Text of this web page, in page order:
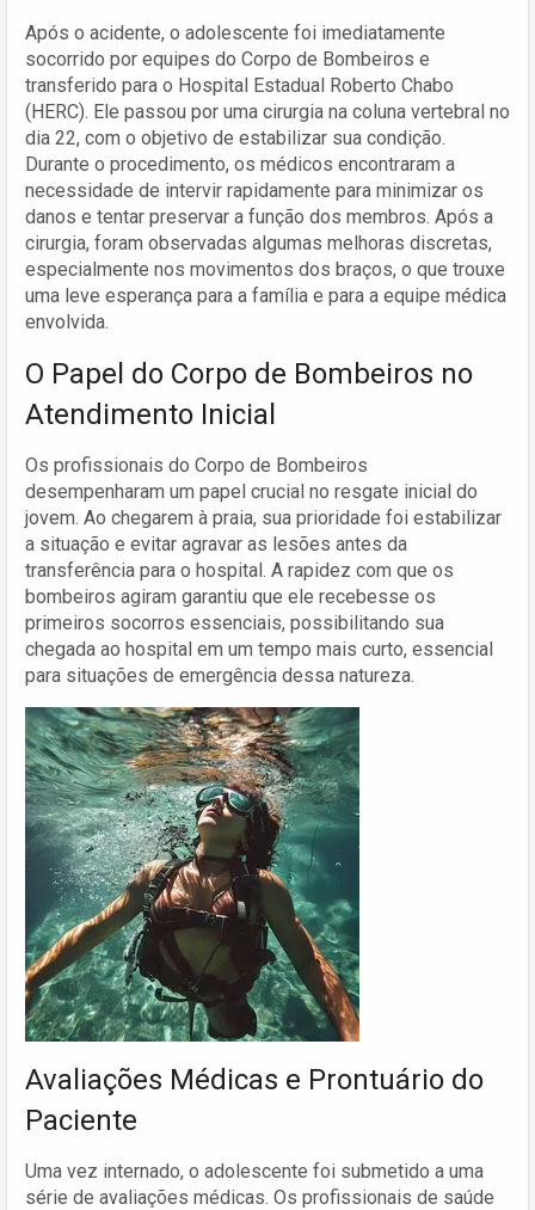
Após o acidente, o adolescente foi imediatamente
socorrido por equipes do Corpo de Bombeiros e
transferido para o Hospital Estadual Roberto Chabo
(HERC). Ele passou por uma cirurgia na coluna vertebral no
dia 22, com o objetivo de estabilizar sua condição.
Durante o procedimento, os médicos encontraram a
necessidade de intervir rapidamente para minimizar os
danos e tentar preservar a função dos membros. Após a
cirurgia, foram observadas algumas melhoras discretas,
especialmente nos movimentos dos braços, o que trouxe
uma leve esperança para a família e para a equipe médica
envolvida.
O Papel do Corpo de Bombeiros no
Atendimento Inicial
Os profissionais do Corpo de Bombeiros
desempenharam um papel crucial no resgate inicial do
jovem. Ao chegarem à praia, sua prioridade foi estabilizar
a situação e evitar agravar as lesões antes da
transferência para o hospital. A rapidez com que os
bombeiros agiram garantiu que ele recebesse os
primeiros socorros essenciais, possibilitando sua
chegada ao hospital em um tempo mais curto, essencial
para situações de emergência dessa natureza.
Avaliações Médicas e Prontuário do
Paciente
Uma vez internado, o adolescente foi submetido a uma
série de avaliações médicas. Os profissionais de saúde